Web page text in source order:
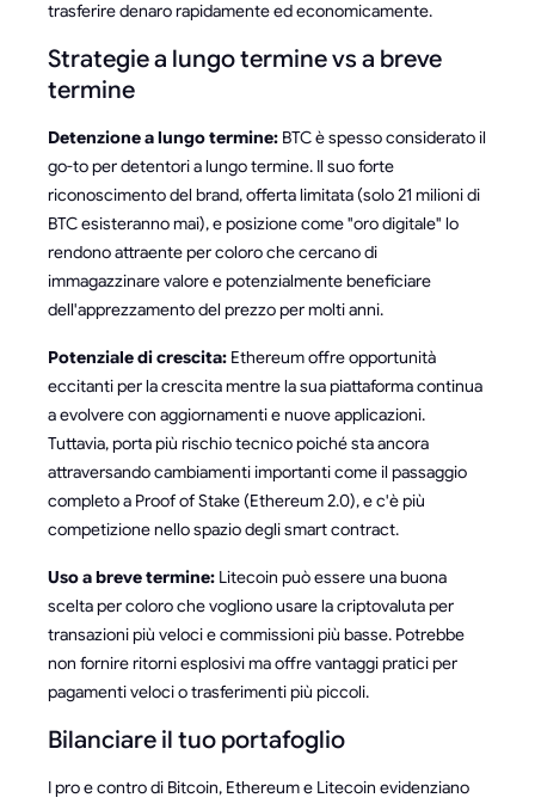
trasferire denaro rapidamente ed economicamente.
Strategie a lungo termine vs a breve
termine
Detenzione a lungo termine: BTC è spesso considerato il
go-to per detentori a lungo termine. Il suo forte
riconoscimento del brand, offerta limitata (solo 21 milioni di
BTC esisteranno mai), e posizione come "oro digitale" lo
rendono attraente per coloro che cercano di
immagazzinare valore e potenzialmente beneficiare
dell'apprezzamento del prezzo per molti anni.
Potenziale di crescita: Ethereum offre opportunità
eccitanti per la crescita mentre la sua piattaforma continua
a evolvere con aggiornamenti e nuove applicazioni.
Tuttavia, porta più rischio tecnico poiché sta ancora
attraversando cambiamenti importanti come il passaggio
completo a Proof of Stake (Ethereum 2.0), e c'è più
competizione nello spazio degli smart contract.
Uso a breve termine: Litecoin può essere una buona
scelta per coloro che vogliono usare la criptovaluta per
transazioni più veloci e commissioni più basse. Potrebbe
non fornire ritorni esplosivi ma offre vantaggi pratici per
pagamenti veloci o trasferimenti più piccoli.
Bilanciare il tuo portafoglio
I pro e contro di Bitcoin, Ethereum e Litecoin evidenziano